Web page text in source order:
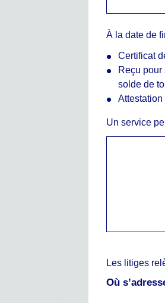
À la date de
Certificat
Reçu
solde de
Un service
Les litiges
Où